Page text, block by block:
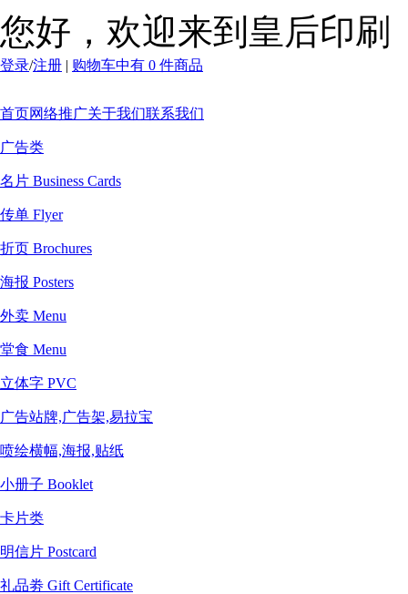
您好，欢迎来到皇后印刷
登录/注册 | 购物车中有 0 件商品
首页网络推广关于我们联系我们
广告类
名片 Business Cards
传单 Flyer
折页 Brochures
海报 Posters
外卖 Menu
堂食 Menu
立体字 PVC
广告站牌,广告架,易拉宝
喷绘横幅,海报,贴纸
小册子 Booklet
卡片类
明信片 Postcard
礼品劵 Gift Certificate